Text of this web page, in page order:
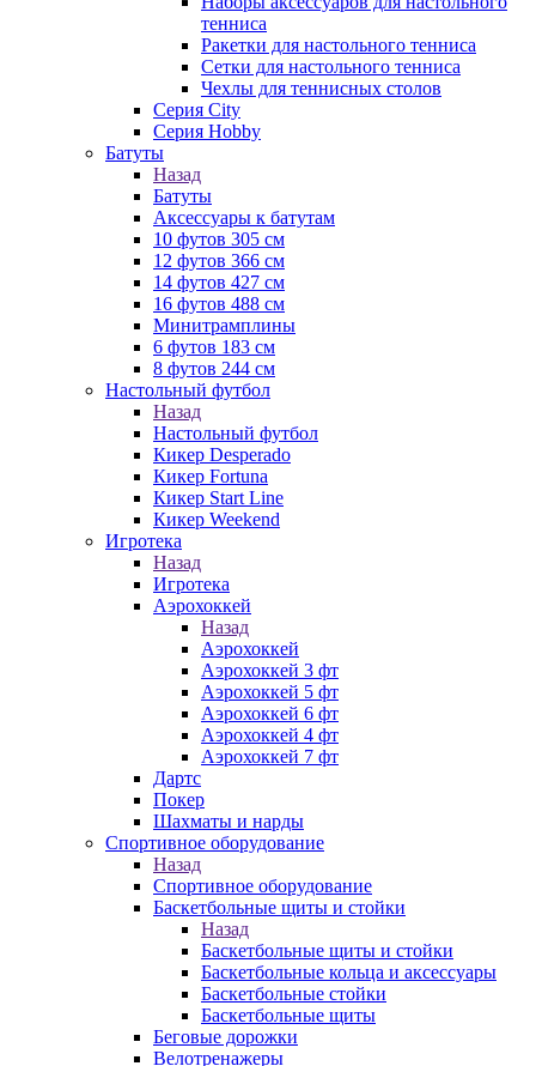
тенниса
Ракетки для настольного тенниса
Сетки для настольного тенниса
Чехлы для теннисных столов
Серия City
Серия Hobby
Батуты
Назад
Батуты
Аксессуары к батутам
10 футов 305 см
12 футов 366 см
14 футов 427 см
16 футов 488 см
Минитрамплины
6 футов 183 см
8 футов 244 см
Настольный футбол
Назад
Настольный футбол
Кикер Desperado
Кикер Fortuna
Кикер Start Line
Кикер Weekend
Игротека
Назад
Игротека
Аэрохоккей
Назад
Аэрохоккей
Аэрохоккей 3 фт
Аэрохоккей 5 фт
Аэрохоккей 6 фт
Аэрохоккей 4 фт
Аэрохоккей 7 фт
Дартс
Покер
Шахматы и нарды
Спортивное оборудование
Назад
Спортивное оборудование
Баскетбольные щиты и стойки
Назад
Баскетбольные щиты и стойки
Баскетбольные кольца и аксессуары
Баскетбольные стойки
Баскетбольные щиты
Беговые дорожки
Велотренажеры